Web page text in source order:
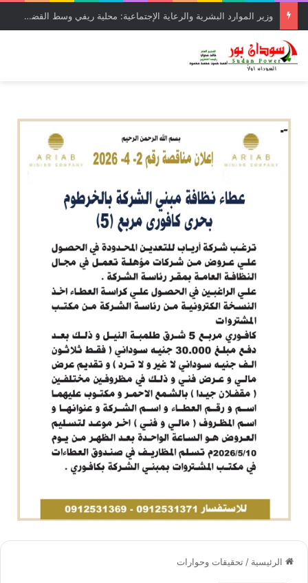
وزير الموارد البشرية والرعاية الإجتماعية: محلية ريفي وسط القضارف تستحق أكبر المشروعات لدورها في جباية الزكاة
الرئيسية /تحقيقات وحوارات